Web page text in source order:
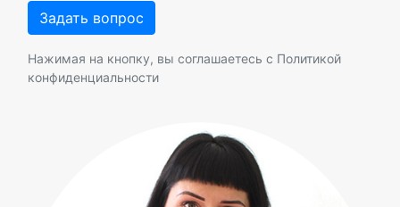
Нажимая на кнопку, вы соглашаетесь с Политикой
конфиденциальности